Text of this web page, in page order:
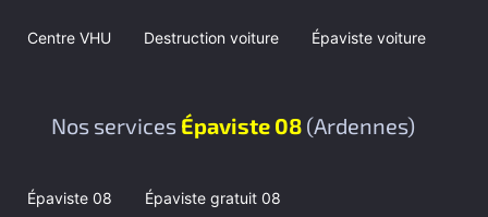
Centre VHU Destruction voiture Épaviste voiture
Nos services Épaviste 08 (Ardennes)
Épaviste 08 Épaviste gratuit 08